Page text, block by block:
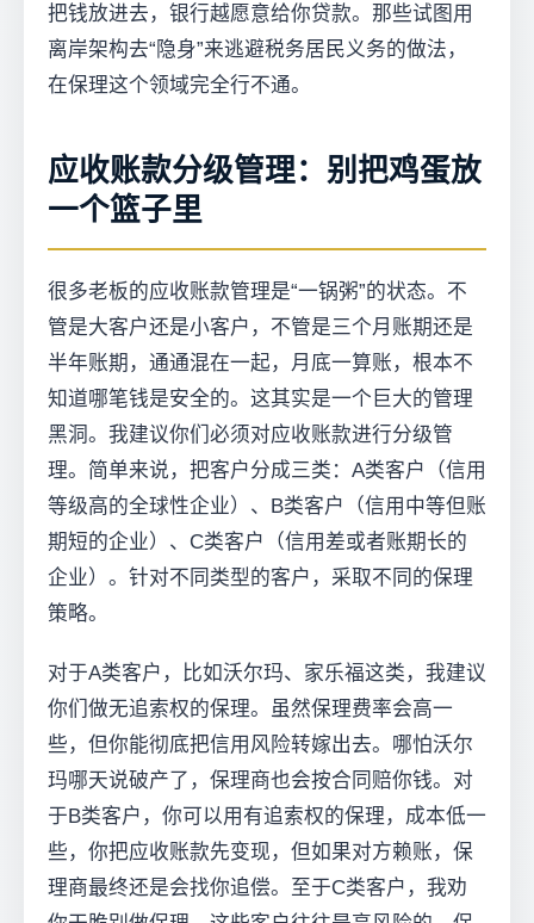
把钱放进去，银行越愿意给你贷款。那些试图用
离岸架构去“隐身”来逃避税务居民义务的做法，
在保理这个领域完全行不通。
应收账款分级管理：别把鸡蛋放
一个篮子里
很多老板的应收账款管理是“一锅粥”的状态。不
管是大客户还是小客户，不管是三个月账期还是
半年账期，通通混在一起，月底一算账，根本不
知道哪笔钱是安全的。这其实是一个巨大的管理
黑洞。我建议你们必须对应收账款进行分级管
理。简单来说，把客户分成三类：A类客户（信用
等级高的全球性企业）、B类客户（信用中等但账
期短的企业）、C类客户（信用差或者账期长的
企业）。针对不同类型的客户，采取不同的保理
策略。
对于A类客户，比如沃尔玛、家乐福这类，我建议
你们做无追索权的保理。虽然保理费率会高一
些，但你能彻底把信用风险转嫁出去。哪怕沃尔
玛哪天说破产了，保理商也会按合同赔你钱。对
于B类客户，你可以用有追索权的保理，成本低一
些，你把应收账款先变现，但如果对方赖账，保
理商最终还是会找你追偿。至于C类客户，我劝